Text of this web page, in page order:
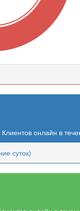
Клиентов онлайн в
суток)